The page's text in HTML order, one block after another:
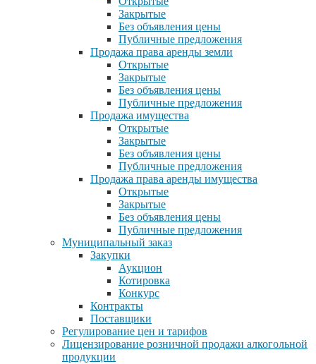
Закрытые
Без объявления цены
Публичные предложения
Продажа права аренды земли
Открытые
Закрытые
Без объявления цены
Публичные предложения
Продажа имущества
Открытые
Закрытые
Без объявления цены
Публичные предложения
Продажа права аренды имущества
Открытые
Закрытые
Без объявления цены
Публичные предложения
Муниципальный заказ
Закупки
Аукцион
Котировка
Конкурс
Контракты
Поставщики
Регулирование цен и тарифов
Лицензирование розничной продажи алкогольной
продукции